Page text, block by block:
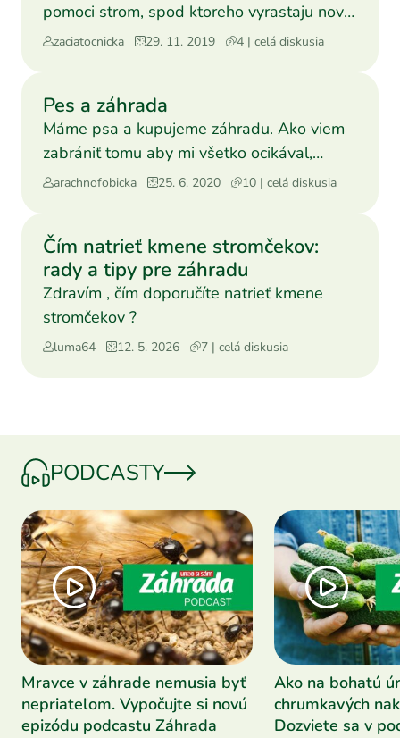
pomoci strom, spod ktoreho vyrastaju nove
a nove rastlin
zaciatocnicka 29. 11. 2019 4 | celá diskusia
Pes a záhrada
Máme psa a kupujeme záhradu. Ako viem
zabrániť tomu aby mi všetko ocikával,
prípadne trhal, vyhrabáv
arachnofobicka 25. 6. 2020 10 | celá diskusia
Čím natrieť kmene stromčekov:
rady a tipy pre záhradu
Zdravím , čím doporučíte natrieť kmene
stromčekov ?
luma64 12. 5. 2026 7 | celá diskusia
PODCASTY
Mravce v záhrade nemusia byť
nepriateľom. Vypočujte si novú
epizódu podcastu Záhrada
Ako na bohatú
chrumkavých
Dozviete sa v